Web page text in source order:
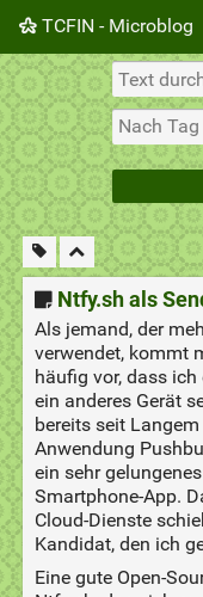
TCFIN - Microblog
Tag-Cloud
Ntfy.sh als
Als jemand, der
verwendet, kommt
häufig vor, dass ich
ein anderes Gerät
bereits seit
Anwendung
ein sehr
Smartphone-App.
Cloud-Dienste
Kandidat, den ich
Eine gute Open-